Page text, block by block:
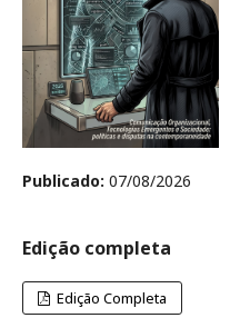
Publicado: 07/08/2026
Edição completa
Edição Completa